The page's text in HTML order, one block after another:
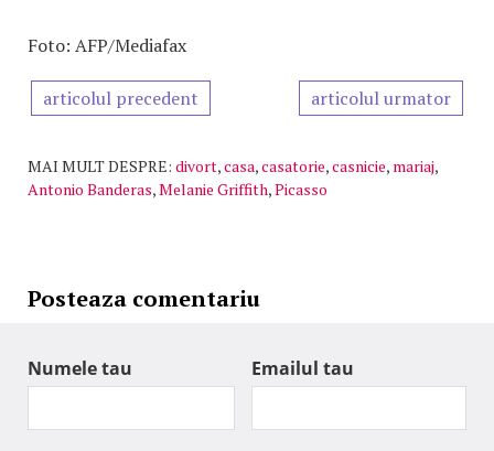
Foto: AFP/Mediafax
articolul precedent articolul urmator
MAI MULT DESPRE: divort,casa,casatorie,casnicie, mariaj,
Antonio Banderas,Melanie Griffith,Picasso
Posteaza comentariu
Numele tau Emailul tau